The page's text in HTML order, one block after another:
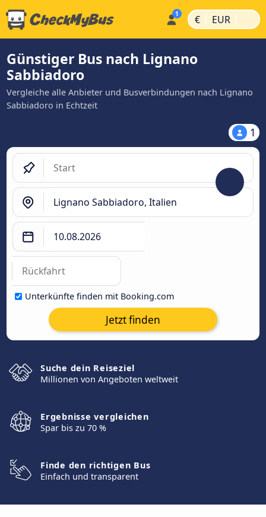
€ | EUR |
Günstiger Bus nach Lignano
Sabbiadoro
Vergleiche alle Anbieter und Busverbindungen nach Lignano
Sabbiadoro in Echtzeit
1
Unterkünfte finden mit Booking.com
Jetzt finden
Suche dein Reiseziel
Millionen von Angeboten weltweit
Ergebnisse vergleichen
Spar bis zu 70 %
Finde den richtigen Bus
Einfach und transparent